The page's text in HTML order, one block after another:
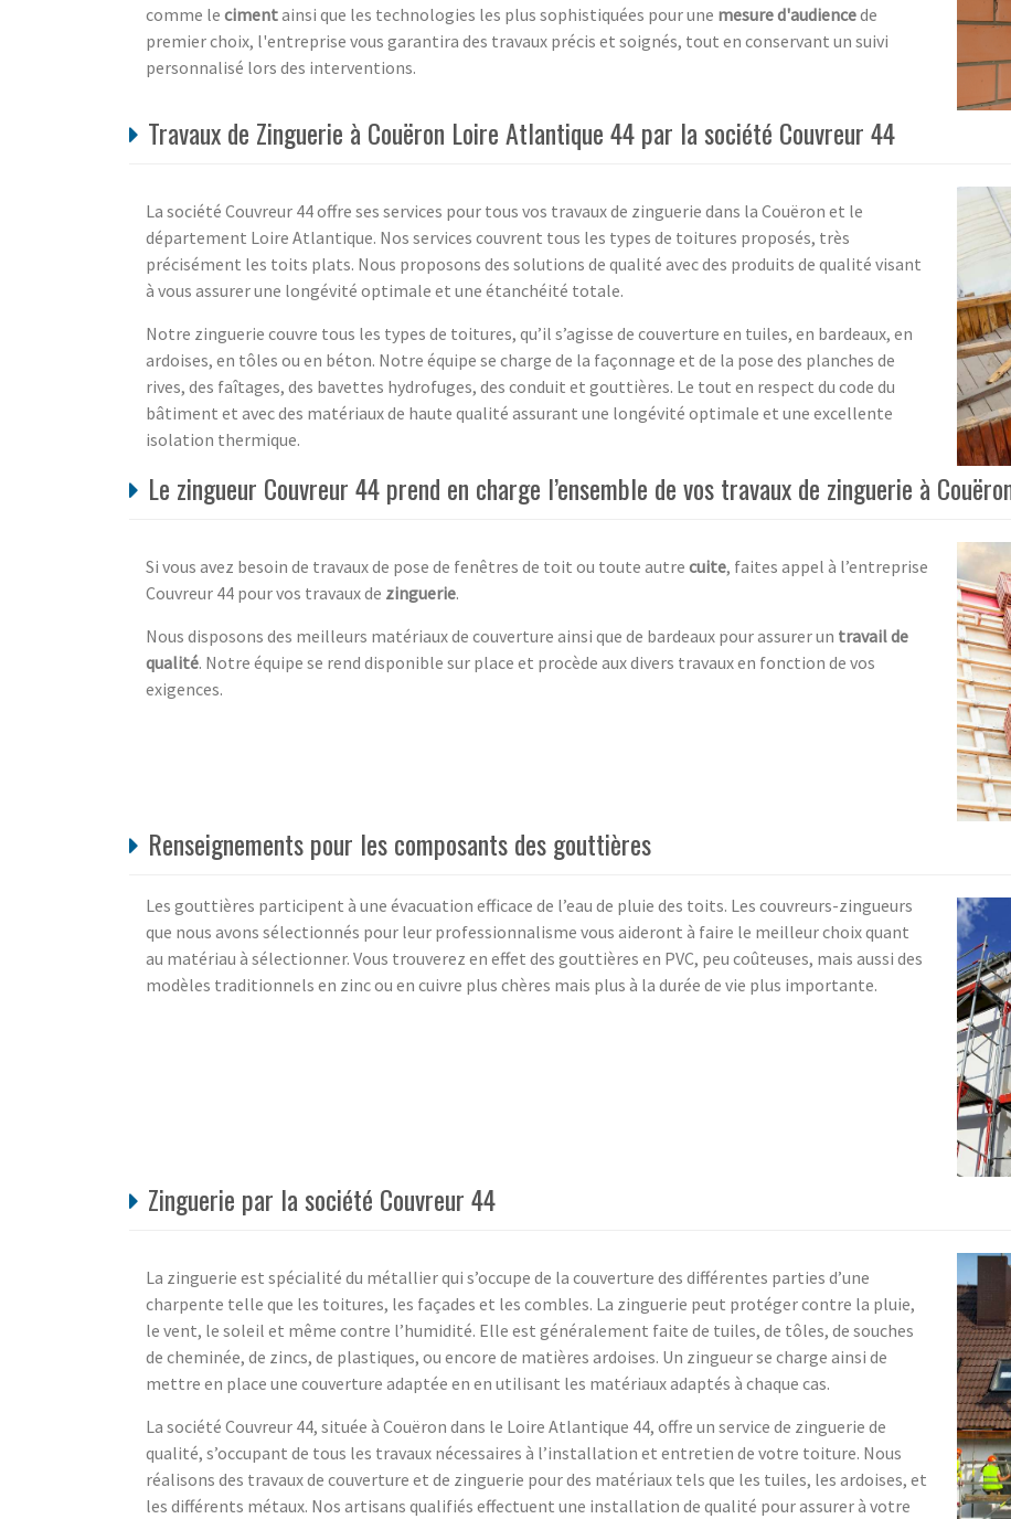
comme le cimentainsi que les technologies les plus sophistiquées pour une mesure d'audiencede
premier choix, l'entreprise vous garantira des travaux précis et soignés, tout en conservant un suivi
personnalisé lors des interventions.
Travaux de Zinguerie à Couëron Loire Atlantique 44 par la société Couvreur 44
La société Couvreur 44 offre ses services pour tous vos travaux de zinguerie dans la Couëron et le
département Loire Atlantique. Nos services couvrent tous les types de toitures proposés, très
précisément les toits plats. Nous proposons des solutions de qualité avec des produits de qualité visant
à vous assurer une longévité optimale et une étanchéité totale.
Notre zinguerie couvre tous les types de toitures, qu’il s’agisse de couverture en tuiles, en bardeaux, en
ardoises, en tôles ou en béton. Notre équipe se charge de la façonnage et de la pose des planches de
rives, des faîtages, des bavettes hydrofuges, des conduit et gouttières. Le tout en respect du code du
bâtiment et avec des matériaux de haute qualité assurant une longévité optimale et une excellente
isolation thermique.
Le zingueur Couvreur 44 prend en charge l’ensemble de vos travaux de zinguerie à
Si vous avez besoin de travaux de pose de fenêtres de toit ou toute autre cuite, faites appel à l’entreprise
Couvreur 44 pour vos travaux de zinguerie.
Nous disposons des meilleurs matériaux de couverture ainsi que de bardeaux pour assurer un travail de
qualité. Notre équipe se rend disponible sur place et procède aux divers travaux en fonction de vos
exigences.
Renseignements pour les composants des gouttières
Les gouttières participent à une évacuation efficace de l’eau de pluie des toits. Les couvreurs-zingueurs
que nous avons sélectionnés pour leur professionnalisme vous aideront à faire le meilleur choix quant
au matériau à sélectionner. Vous trouverez en effet des gouttières en PVC, peu coûteuses, mais aussi des
modèles traditionnels en zinc ou en cuivre plus chères mais plus à la durée de vie plus importante.
Zinguerie par la société Couvreur 44
La zinguerie est spécialité du métallier qui s’occupe de la couverture des différentes parties d’une
charpente telle que les toitures, les façades et les combles. La zinguerie peut protéger contre la pluie,
le vent, le soleil et même contre l’humidité. Elle est généralement faite de tuiles, de tôles, de souches
de cheminée, de zincs, de plastiques, ou encore de matières ardoises. Un zingueur se charge ainsi de
mettre en place une couverture adaptée en en utilisant les matériaux adaptés à chaque cas.
La société Couvreur 44, située à Couëron dans le Loire Atlantique 44, offre un service de zinguerie de
qualité, s’occupant de tous les travaux nécessaires à l’installation et entretien de votre toiture. Nous
réalisons des travaux de couverture et de zinguerie pour des matériaux tels que les tuiles, les ardoises, et
les différents métaux. Nos artisans qualifiés effectuent une installation de qualité pour assurer à votre